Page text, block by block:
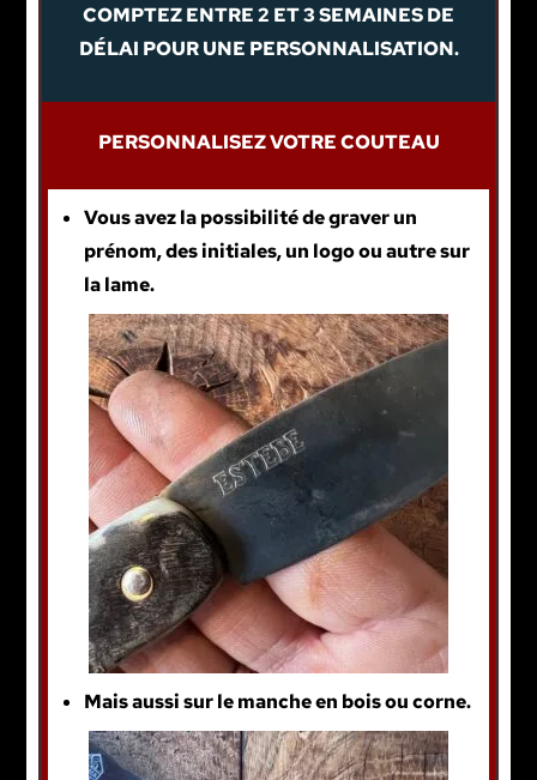
COMPTEZ ENTRE 2 ET 3 SEMAINES DE
DÉLAI POUR UNE PERSONNALISATION.
PERSONNALISEZ VOTRE COUTEAU
Vous avez la possibilité de graver un
prénom, des initiales, un logo ou autre sur
la lame.
Mais aussi sur le manche en bois ou corne.